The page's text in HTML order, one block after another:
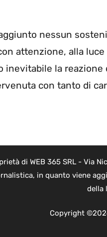
nessun
attenzione, alla
inevitabile la reazione
con tanto di
di WEB 365 SRL - Via
in quanto viene
della
Copyright